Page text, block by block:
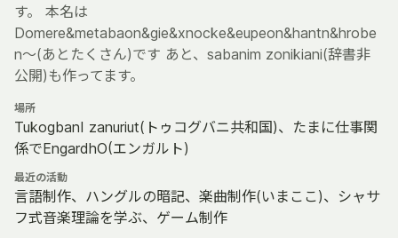
す。 本名は
Domere&metabaon&gie&xnocke&eupeon&hantn&hrobe
n～(あとたくさん)です あと、sabanim zonikiani(辞書非
公開)も作ってます。
場所
TukogbanI zanuriut(トゥコグバニ共和国)、たまに仕事関
係でEngardhO(エンガルト)
最近の活動
言語制作、ハングルの暗記、楽曲制作(いまここ)、シャサ
フ式音楽理論を学ぶ、ゲーム制作